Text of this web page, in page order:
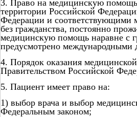
3. Право на медицинскую
территории Российской
Федерации и соответствующими
без гражданства, постоянно
медицинскую помощь наравне с
предусмотрено международными
4. Порядок оказания
Правительством Российской
5. Пациент имеет право на:
1) выбор врача и выбор
Федеральным законом;